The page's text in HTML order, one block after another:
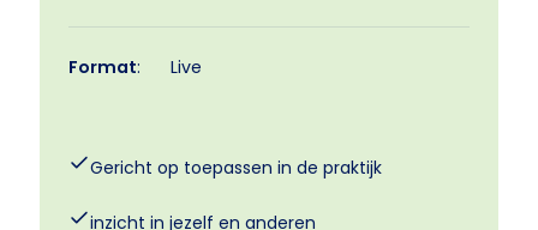
Format: Live
Gericht op toepassen in de praktijk
inzicht in jezelf en anderen